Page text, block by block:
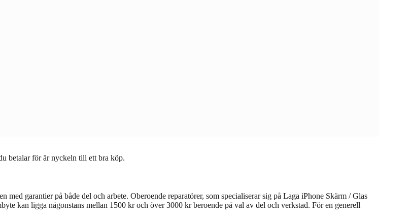
betalar för är nyckeln till ett bra köp.
med garantier på både del och arbete. Oberoende reparatörer, som specialiserar sig på Laga iPhone Skärm / Glas
kan ligga någonstans mellan 1500 kr och över 3000 kr beroende på val av del och verkstad. För en generell